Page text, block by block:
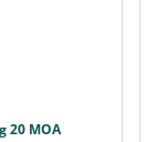
20 MOA